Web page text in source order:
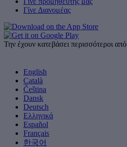
Γίνε Διανομέας
Την έχουν κατεβάσει περισσότεροι από
English
Català
Čeština
Dansk
Deutsch
Ελληνικά
Español
Français
한국어